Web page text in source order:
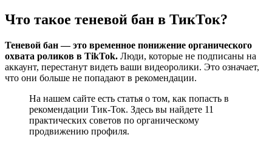
Что такое теневой бан в ТикТок?
Теневой бан — это временное понижение органического
охвата роликов в TikTok. Люди, которые не подписаны на
аккаунт, перестанут видеть ваши видеоролики. Это означает,
что они больше не попадают в рекомендации.
На нашем сайте есть статья о том, как попасть в
рекомендации Тик-Ток. Здесь вы найдете 11
практических советов по органическому
продвижению профиля.